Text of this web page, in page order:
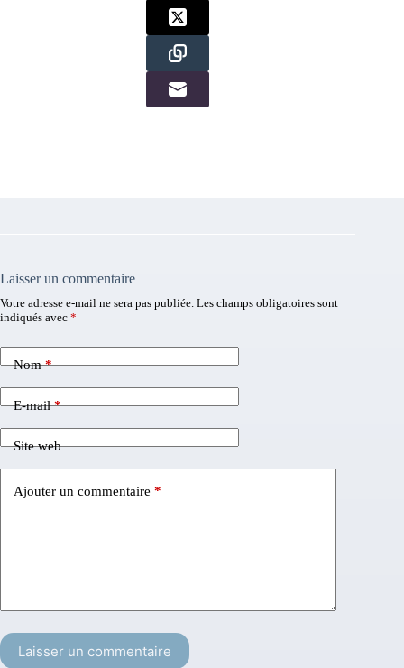
Laisser un commentaire
Votre adresse e-mail ne sera pas publiée. Les champs obligatoires sont
indiqués avec *
Nom*
E-mail*
Site web
Ajouter un commentaire *
Laisser un commentaire